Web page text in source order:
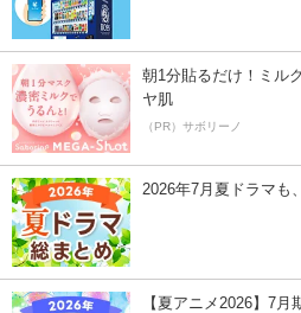
朝1分貼るだけ！ミル
ヤ肌
（PR）サボリーノ
2026年7月夏ドラマも
【夏アニメ2026】7月